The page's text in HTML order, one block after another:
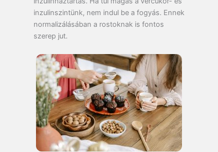
inzulinszintünk, nem indul be a fogyás. Ennek
normalizálásában a rostoknak is fontos
szerep jut.